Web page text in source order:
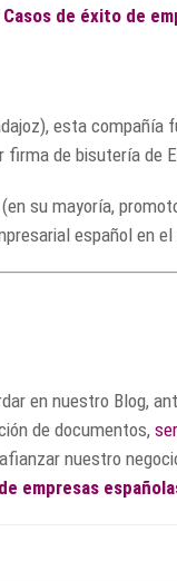
Casos de éxito de
esta compañía
firma de bisutería de
su mayoría,
español en
en nuestro Blog,
de documentos,
nuestro
empresas